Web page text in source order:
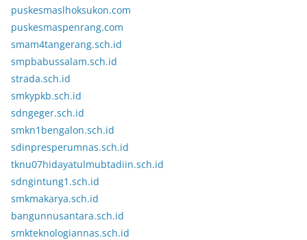
puskesmaslhoksukon.com
puskesmaspenrang.com
smam4tangerang.sch.id
smpbabussalam.sch.id
strada.sch.id
smkypkb.sch.id
sdngeger.sch.id
smkn1bengalon.sch.id
sdinpresperumnas.sch.id
tknu07hidayatulmubtadiin.sch.id
sdngintung1.sch.id
smkmakarya.sch.id
bangunnusantara.sch.id
smkteknologiannas.sch.id